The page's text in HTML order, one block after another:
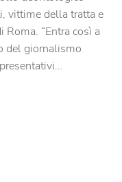
vittime della tratta e
“Entra così a
del giornalismo